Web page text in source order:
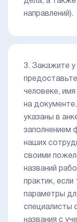
направлений).
3. Закажите
человеке,
на
указаны в
заполнением
наших
своими
названий
практик,
параметры
специалисты
названия с